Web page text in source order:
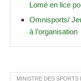
Lomé en lice
Omnisports/
à l’organisation
MINISTRE DES SPORTS